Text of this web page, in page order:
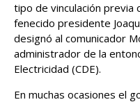
tipo de vinculación previa
fenecido presidente
designó al comunicador
administrador de la
Electricidad (CDE).
En muchas ocasiones el